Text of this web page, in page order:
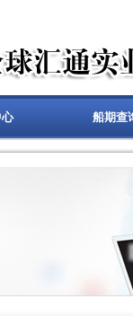
船期查